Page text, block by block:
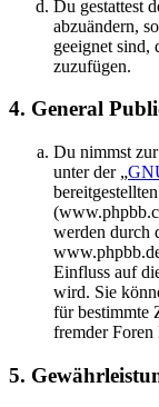
Du gestattest
abzuändern,
geeignet sind,
zuzufügen.
4. General
Du nimmst
unter der „
werden durch
Einfluss auf
wird. Sie
für bestimmte
fremder Foren
5.